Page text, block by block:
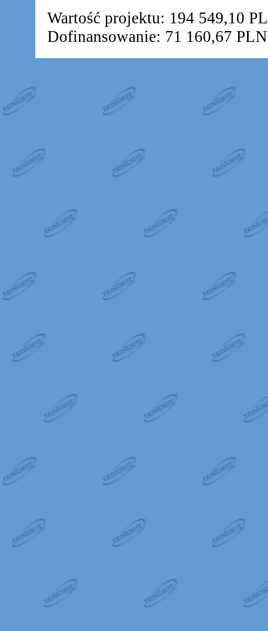
Wartość projektu: 194 549,10
Dofinansowanie: 71 160,67 PLN